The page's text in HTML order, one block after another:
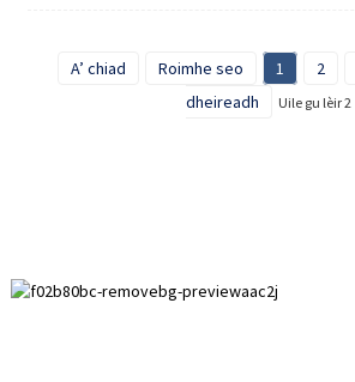
A’ chiad Roimhe seo 1 2
dheireadh
Uile gu lèir 2